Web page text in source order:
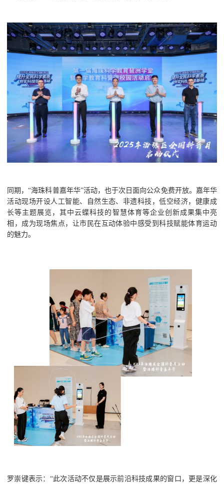
同期，“海珠科普嘉年华”活动，也于次日面向公众免费开放。嘉年华
活动现场开设人工智能、自然生态、非遗科技，低空经济，健康成
长等主题展览，其中云蝶科技的智慧体育等企业创新成果集中亮
相，成为现场焦点，让市民在互动体验中感受到科技赋能体育运动
的魅力。
罗崇键表示：“此次活动不仅是展示前沿科技成果的窗口，更是深化